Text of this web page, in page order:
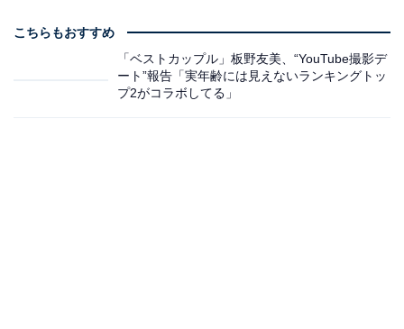
こちらもおすすめ
「ベストカップル」板野友美、“YouTube撮影デ
ート”報告「実年齢には見えないランキングトッ
プ2がコラボしてる」